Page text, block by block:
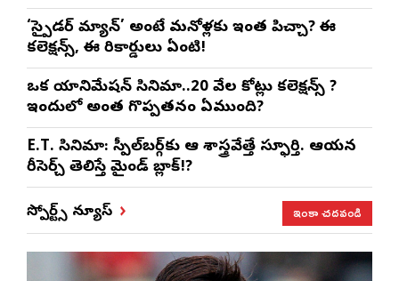
‘స్పైడర్ మ్యాన్’ అంటే మనోళ్లకు ఇంత పిచ్చా? ఈ
కలెక్షన్స్, ఈ రికార్డులు ఏంటి!
ఒక యానిమేషన్ సినిమా..20 వేల కోట్లు కలెక్షన్స్ ?
ఇందులో అంత గొప్పతనం ఏముంది?
E.T. సినిమా: స్పీల్‌బర్గ్‌కు ఆ శాస్త్రవేత్తే స్ఫూర్తి. ఆయన
రీసెర్చ్ తెలిస్తే మైండ్ బ్లాక్!?
స్పోర్ట్స్ న్యూస్ ఇంకా చదవండి